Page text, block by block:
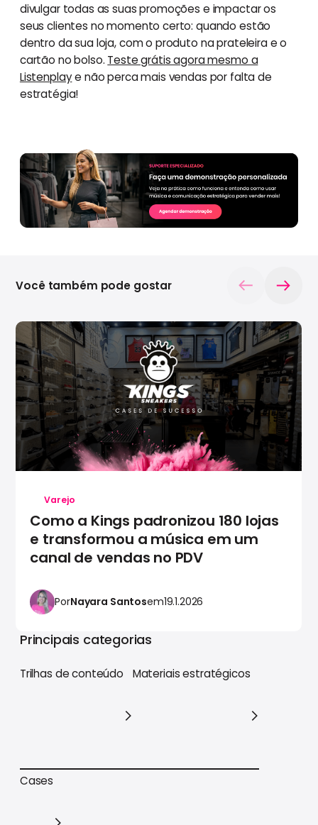
divulgar todas as suas promoções e impactar os
seus clientes no momento certo: quando estão
dentro da sua loja, com o produto na prateleira e o
cartão no bolso. Teste grátis agora mesmo a
Listenplaye não perca mais vendas por falta de
estratégia!
Varejo
Como a Kings padronizou 180 lojas
e transformou a música em um
canal de vendas no PDV
PorNayara Santosem19.1.2026
Você também pode gostar
Principais categorias
Trilhas de conteúdo
Trilhas de conteúdo
Materiais estratégicos
Cases